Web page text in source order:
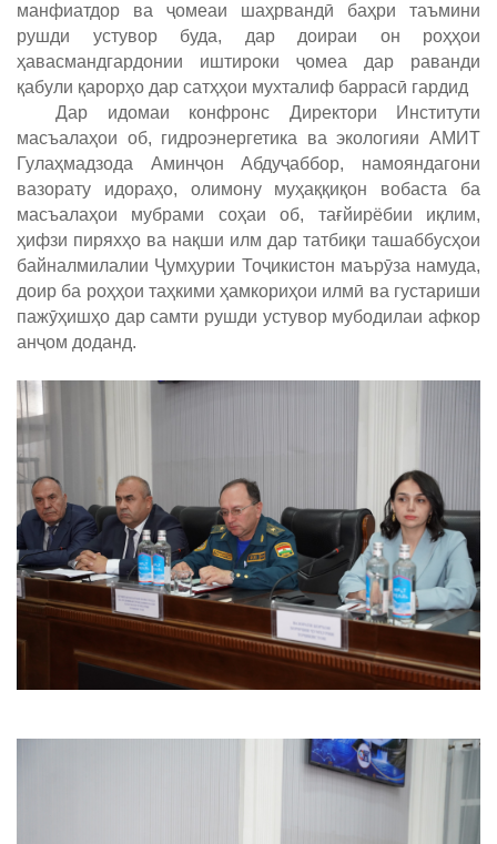
манфиатдор ва ҷомеаи шаҳрвандӣ баҳри таъмини
рушди устувор буда, дар доираи он роҳҳои
ҳавасмандгардонии иштироки ҷомеа дар раванди
қабули қарорҳо дар сатҳҳои мухталиф баррасӣ гардид
Дар идомаи конфронс Директори Институти
масъалаҳои об, гидроэнергетика ва экологияи АМИТ
Гулаҳмадзода Аминҷон Абдуҷаббор, намояндагони
вазорату идораҳо, олимону муҳаққиқон вобаста ба
масъалаҳои мубрами соҳаи об, тағйирёбии иқлим,
ҳифзи пиряхҳо ва нақши илм дар татбиқи ташаббусҳои
байналмилалии Ҷумҳурии Тоҷикистон маърӯза намуда,
доир ба роҳҳои таҳкими ҳамкориҳои илмӣ ва густариши
пажӯҳишҳо дар самти рушди устувор мубодилаи афкор
анҷом доданд.